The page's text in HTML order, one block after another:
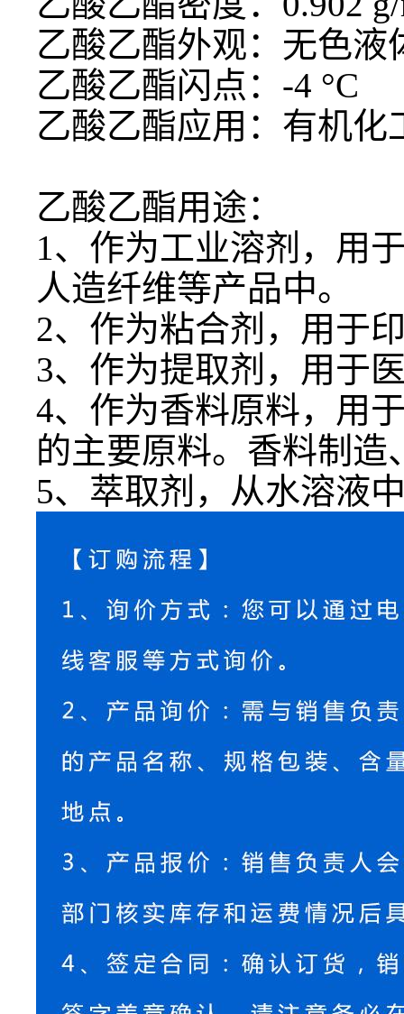
乙酸乙酯外观：无色液
乙酸乙酯闪点： -4 °C
乙酸乙酯应用：有机
乙酸乙酯用途：
1、作为工业溶剂，用
人造纤维等产品中。
2、作为粘合剂，用于
3、作为提取剂，用于
4、作为香料原料，用
的主要原料。香料制
5、萃取剂，从水溶液